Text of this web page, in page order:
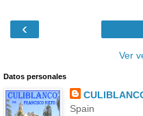
‹
Ver
Datos personales
Spain